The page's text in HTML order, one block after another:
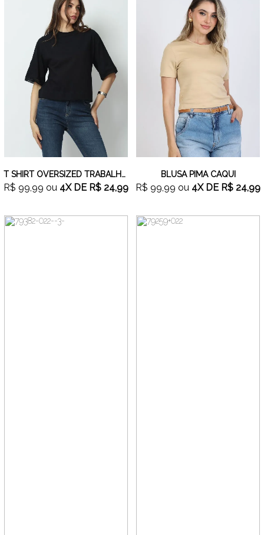
T SHIRT OVERSIZED TRABALHADA PRETO
R$ 99,99 ou 4XDE R$ 24,99
BLUSA PIMA CAQUI
R$ 99,99 ou 4XDE R$ 24,99